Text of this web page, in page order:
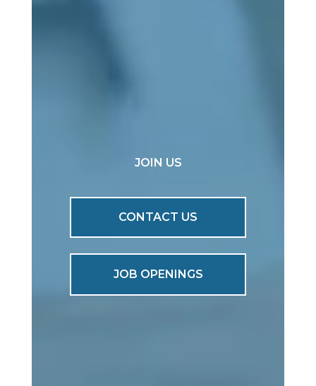
JOIN US
CONTACT US
JOB OPENINGS